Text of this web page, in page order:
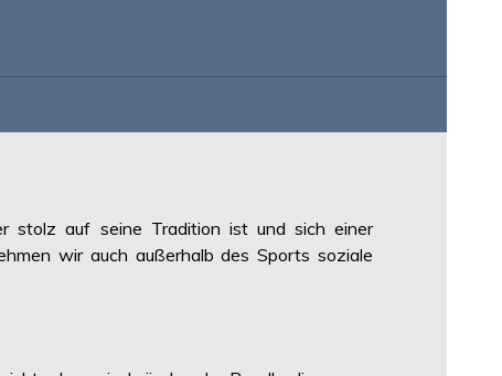
stolz auf seine Tradition ist und sich einer
wir auch außerhalb des Sports soziale